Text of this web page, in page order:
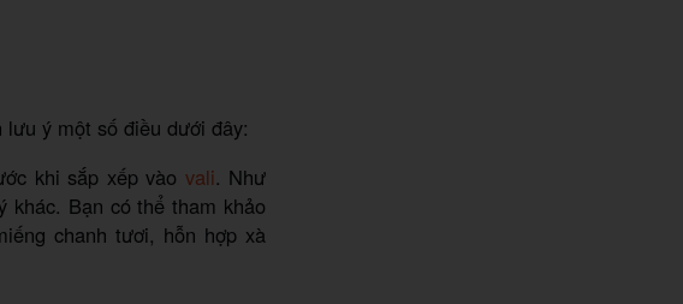
ý một số điều dưới đây:
khi sắp xếp vào vali. Như
khác. Bạn có thể tham khảo
chanh tươi, hỗn hợp xà